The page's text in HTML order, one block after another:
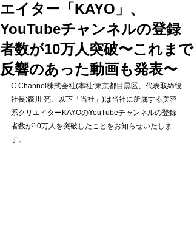
エイター「KAYO」、
YouTubeチャンネルの登録
者数が10万人突破〜これまで
反響のあった動画も発表〜
C Channel株式会社(本社:東京都目黒区、代表取締役
社⻑:森川 亮、以下「当社」)は当社に所属する美容
系クリエイターKAYOのYouTubeチャンネルの登録
者数が10万人を突破したことをお知らせいたしま
す。